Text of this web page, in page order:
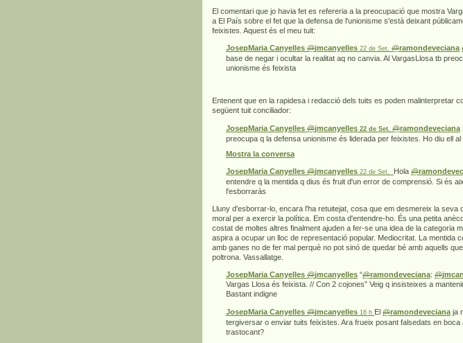
El comentari que jo havia fet es refereria a la preocupació que mostra
a El País sobre el fet que la defensa de l'unionisme s'està deixant
feixistes. Aquest és el meu tuit:
JosepMaria Canyelles @jmcanyelles 22 de Set. @ramondeveciana
base de negar i ocultar la realitat aq no canvia. Al VargasLlosa tb
unionisme és feixista
Entenent que en la rapidesa i redacció dels tuits es poden malinterpretar
següent tuit conciliador:
JosepMaria Canyelles @jmcanyelles 22 de Set. @ramondeveciana
preocupa q la defensa unionisme és liderada per feixistes. Ho diu ell al
Mostra la conversa
JosepMaria Canyelles @jmcanyelles 22 de Set. Hola @
entendre q la mentida q dius és fruit d'un error de comprensió. Si és
l'esborraràs
Lluny d'esborrar-lo, encara l'ha retuitejat, cosa que em desmereix la seva
moral per a exercir la política. Em costa d'entendre-ho. És una petita
costat de moltes altres finalment ajuden a fer-se una idea de la categoria
aspira a ocupar un lloc de representació popular. Mediocritat. La mentida
amb ganes no de fer mal perquè no pot sinó de quedar bé amb aquells
poltrona. Vassallatge.
JosepMaria Canyelles @jmcanyelles “@ramondeveciana: @
Vargas Llosa és feixista. // Con 2 cojones” Veig q insisteixes a
Bastant indigne
JosepMaria Canyelles @jmcanyelles 16 h El @ramondeveciana ja
tergiversar o enviar tuits feixistes. Ara frueix posant falsedats en boca
trastocant?